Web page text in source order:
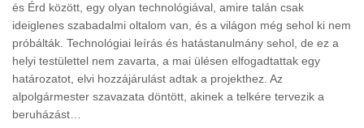
és Érd között, egy olyan technológiával, amire talán csak
ideiglenes szabadalmi oltalom van, és a világon még sehol ki nem
próbálták. Technológiai leírás és hatástanulmány sehol, de ez a
helyi testülettel nem zavarta, a mai ülésen elfogadtattak egy
határozatot, elvi hozzájárulást adtak a projekthez. Az
alpolgármester szavazata döntött, akinek a telkére tervezik a
beruházást…